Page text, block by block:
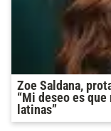
Zoe Saldana,
“Mi deseo es
latinas”